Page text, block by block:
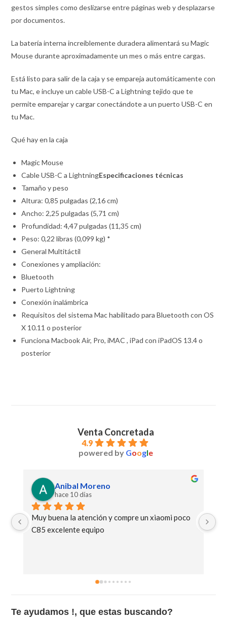
gestos simples como deslizarse entre páginas web y desplazarse
por documentos.
La batería interna increíblemente duradera alimentará su Magic
Mouse durante aproximadamente un mes o más entre cargas.
Está listo para salir de la caja y se empareja automáticamente con
tu Mac, e incluye un cable USB-C a Lightning tejido que te
permite emparejar y cargar conectándote a un puerto USB-C en
tu Mac.
Qué hay en la caja
Magic Mouse
Cable USB-C a LightningEspecificaciones técnicas
Tamaño y peso
Altura: 0,85 pulgadas (2,16 cm)
Ancho: 2,25 pulgadas (5,71 cm)
Profundidad: 4,47 pulgadas (11,35 cm)
Peso: 0,22 libras (0,099 kg) *
General Multitáctil
Conexiones y ampliación:
Bluetooth
Puerto Lightning
Conexión inalámbrica
Requisitos del sistema Mac habilitado para Bluetooth con OS
X 10.11 o posterior
Funciona Macbook Air, Pro, iMAC , iPad con iPadOS 13.4 o
posterior
Venta Concretada
4.9
powered by Google
Anibal Moreno
hace 10 días
Muy buena la atención y compre un xiaomi poco
C85 excelente equipo
Te ayudamos !, que estas buscando?